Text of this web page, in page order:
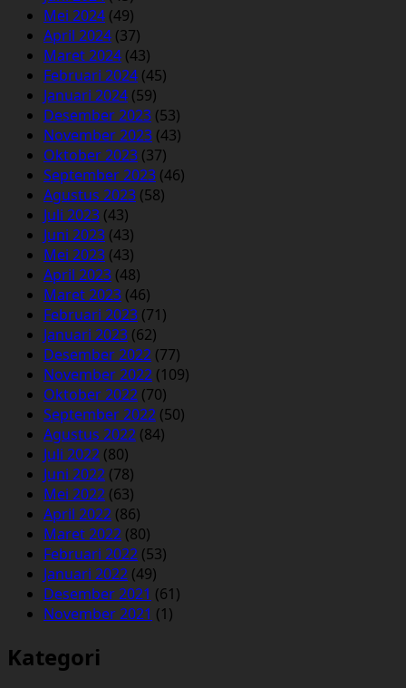
Mei 2024 (49)
April 2024 (37)
Maret 2024 (43)
Februari 2024 (45)
Januari 2024 (59)
Desember 2023 (53)
November 2023 (43)
Oktober 2023 (37)
September 2023 (46)
Agustus 2023 (58)
Juli 2023 (43)
Juni 2023 (43)
Mei 2023 (43)
April 2023 (48)
Maret 2023 (46)
Februari 2023 (71)
Januari 2023 (62)
Desember 2022 (77)
November 2022 (109)
Oktober 2022 (70)
September 2022 (50)
Agustus 2022 (84)
Juli 2022 (80)
Juni 2022 (78)
Mei 2022 (63)
April 2022 (86)
Maret 2022 (80)
Februari 2022 (53)
Januari 2022 (49)
Desember 2021 (61)
November 2021 (1)
Kategori